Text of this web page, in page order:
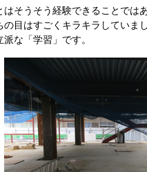
そうそう経験できることでは
目はすごくキラキラしていま
な「学習」です。